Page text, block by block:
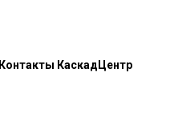
Контакты КаскадЦентр